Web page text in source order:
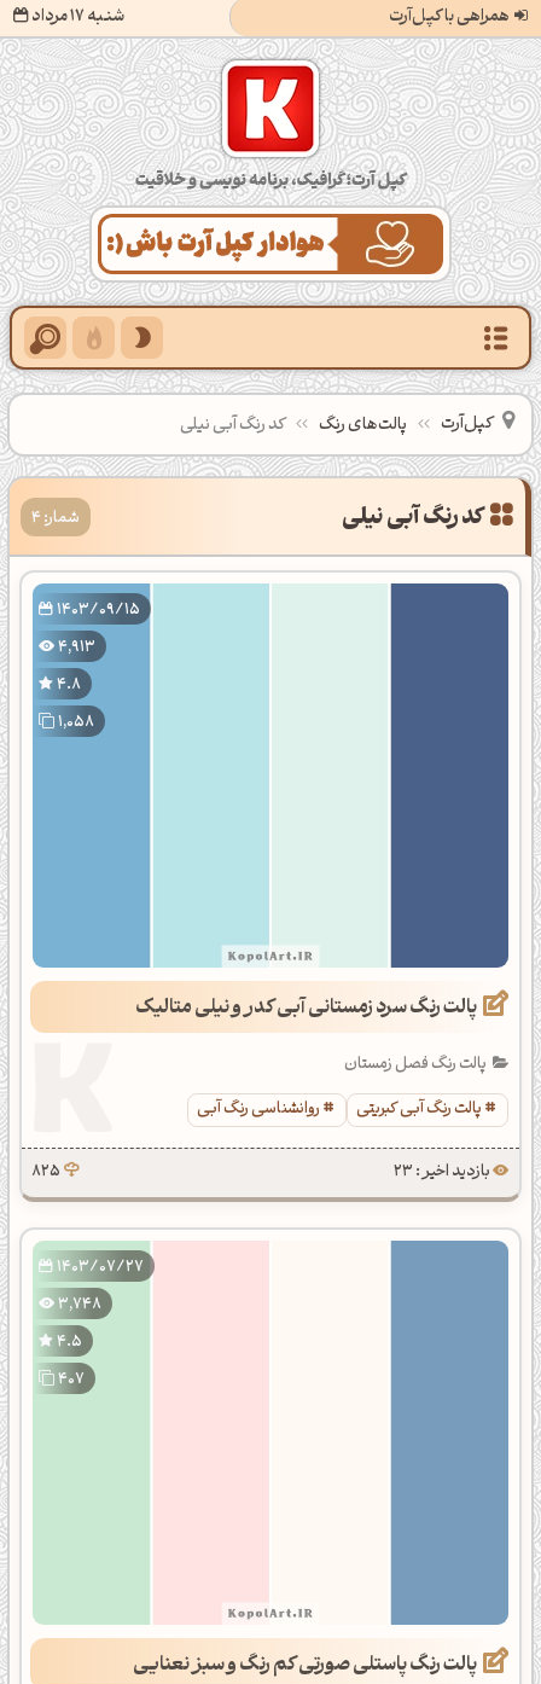
همراهی با کپل‌آرت شنبه 17 مرداد
کپل‌آرت؛ گرافیک، برنامه‌نویسی و خلاقیت
کپل‌آرت پالت‌های رنگ کد رنگ آبی نیلی
شمار: 4
1403/09/15
4,913
4.8
1,058
پالت رنگ سرد زمستانی آبی کدر و نیلی متالیک
پالت رنگ فصل زمستان
پالت رنگ آبی کبریتی
روانشناسی رنگ آبی
بازدید اخیر : 23 825
1403/07/27
3,748
4.5
407
پالت رنگ پاستلی صورتی کم رنگ و سبز نعنایی